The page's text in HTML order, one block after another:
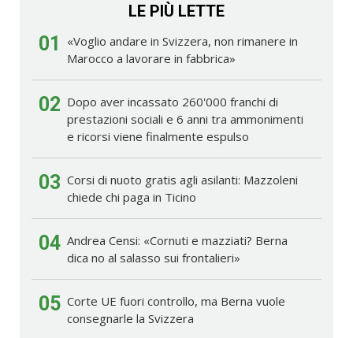
LE PIÙ LETTE
01
«Voglio andare in Svizzera, non rimanere in
Marocco a lavorare in fabbrica»
02 Dopo aver incassato 260'000 franchi di
prestazioni sociali e 6 anni tra ammonimenti
e ricorsi viene finalmente espulso
03 Corsi di nuoto gratis agli asilanti: Mazzoleni
chiede chi paga in Ticino
04 Andrea Censi: «Cornuti e mazziati? Berna
dica no al salasso sui frontalieri»
05 Corte UE fuori controllo, ma Berna vuole
consegnarle la Svizzera